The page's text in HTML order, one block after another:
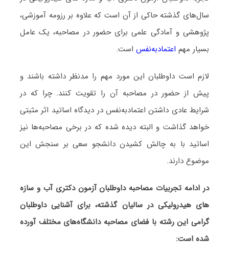
سال‌های گذشته حاکی از آن است که علاوه بر رزومه آموزشی،
پژوهشی و آمادگی علمی برای حضور در مصاحبه، یک عامل
بسیار مهم اعتمادبه‌نفساست.
لازم است داوطلبان این مورد مهم را مدنظر داشته باشند و
پیش از حضور در مصاحبه آن را تقویت کنند. چرا که در
شرایط عادی داشتن اعتمادبه‌نفس در دیدگاه اساتید اثر مثبتی
خواهد گذاشت و البته دیده شده که در برخی مصاحبه‌ها نیز
اساتید با به چالش کشیدن دانشجو سعی بر سنجش این
موضوع دارند.
های هیدرولیکی در سالیان گذشته، برای آشنایی داوطلبان
گرامی این رشته با فضای مصاحبه دانشگاه‌های مختلف آورده
شده است: